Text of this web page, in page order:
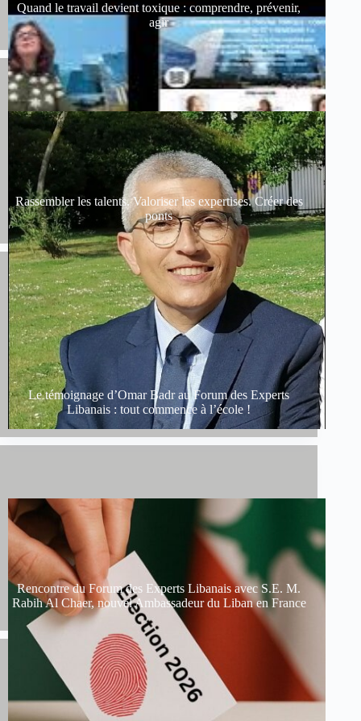
Quand le travail devient toxique : comprendre, prévenir,
agir
Rassembler les talents. Valoriser les expertises. Créer des
ponts
Le témoignage d’Omar Badr au Forum des Experts
Libanais : tout commence à l’école !
Rencontre du Forum des Experts Libanais avec S.E. M.
Rabih Al Chaer, nouvel Ambassadeur du Liban en France